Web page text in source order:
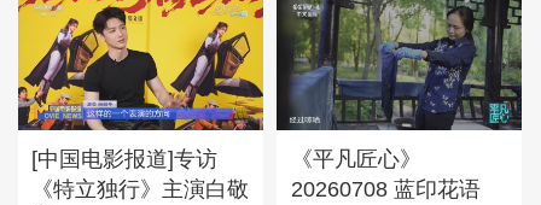
[中国电影报道]专访
《特立独行》主演白敬
《平凡匠心》
20260708 蓝印花语